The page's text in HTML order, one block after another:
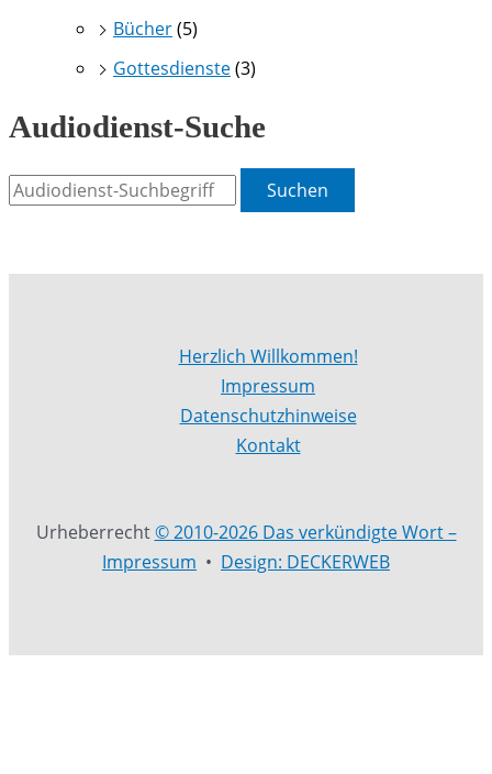
Bücher(5)
Gottesdienste(3)
Audiodienst-Suche
Suchen
Herzlich Willkommen!
Impressum
Datenschutzhinweise
Kontakt
Urheberrecht© 2010-2026 Das verkündigte Wort –
Impressum • Design: DECKERWEB